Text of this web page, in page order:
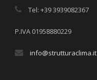
Tel: +39 3939082367
P.IVA 01958880229
info@strutturaclima.it